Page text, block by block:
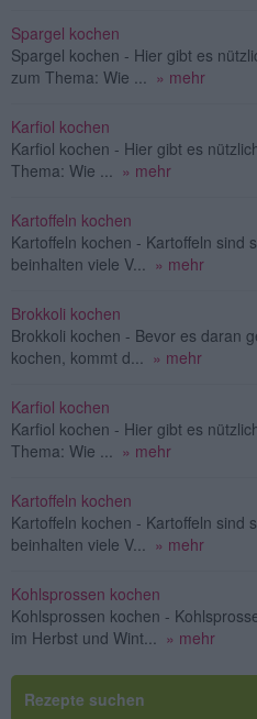
Spargel kochen
Spargel kochen - Hier gibt es
zum Thema: Wie ... » mehr
Karfiol kochen
Karfiol kochen - Hier gibt es
Thema: Wie ... » mehr
Kartoffeln kochen
Kartoffeln kochen - Kartoffeln sind
beinhalten viele V... » mehr
Brokkoli kochen
Brokkoli kochen - Bevor es daran
kochen, kommt d... » mehr
Karfiol kochen
Karfiol kochen - Hier gibt es
Thema: Wie ... » mehr
Kartoffeln kochen
Kartoffeln kochen - Kartoffeln sind
beinhalten viele V... » mehr
Kohlsprossen kochen
Kohlsprossen kochen -
im Herbst und Wint... » mehr
Rezepte suchen